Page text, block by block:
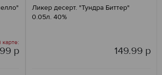
р
Ликер десерт. "Тундра Биттер"
0.05л. 40%
149.99 р